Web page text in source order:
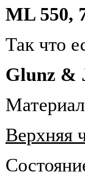
ML 550,
Так что
Glunz &
Верхняя